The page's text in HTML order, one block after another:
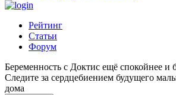
Рейтинг
Статьи
Форум
Беременность с Доктис ещё спокойнее и
Следите за сердцебиением будущего
дома